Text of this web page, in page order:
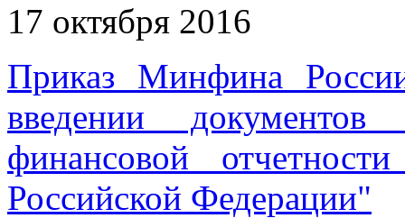
17 октября 2016
Приказ Минфина
введении документов
финансовой
Российской Федерации"